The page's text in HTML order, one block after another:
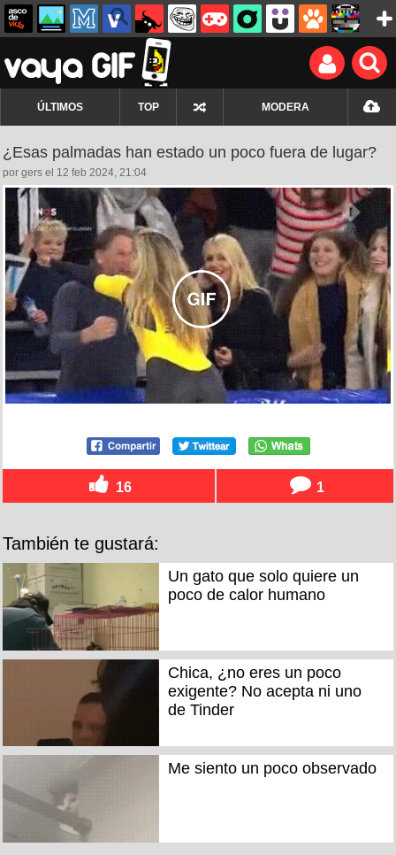
ÚLTIMOS TOP MODERA
¿Esas palmadas han estado un poco fuera de lugar?
por gers el 12 feb 2024, 21:04
16 1
También te gustará:
Un gato que solo quiere un
poco de calor humano
Chica, ¿no eres un poco
exigente? No acepta ni uno
de Tinder
Me siento un poco observado